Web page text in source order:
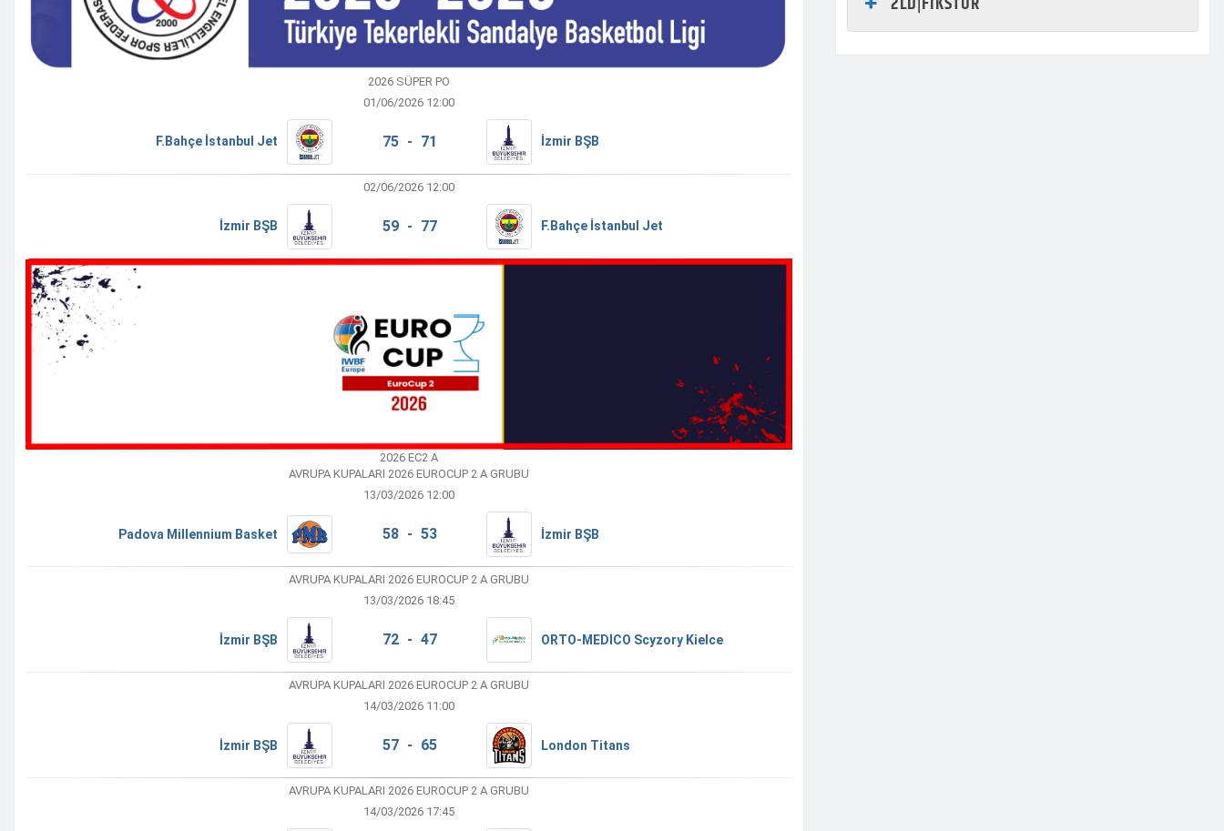
2026 SÜPER PO
01/06/2026 12:00
F.Bahçe İstanbul Jet 75 - 71 İzmir BŞB
02/06/2026 12:00
İzmir BŞB 59 - 77 F.Bahçe İstanbul Jet
2026 EC2 A
AVRUPA KUPALARI 2026 EUROCUP 2 A GRUBU
13/03/2026 12:00
Padova Millennium Basket 58 - 53 İzmir BŞB
AVRUPA KUPALARI 2026 EUROCUP 2 A GRUBU
13/03/2026 18:45
İzmir BŞB 72 - 47 ORTO-MEDICO Scyzory Kielce
AVRUPA KUPALARI 2026 EUROCUP 2 A GRUBU
14/03/2026 11:00
İzmir BŞB 57 - 65 London Titans
AVRUPA KUPALARI 2026 EUROCUP 2 A GRUBU
14/03/2026 17:45